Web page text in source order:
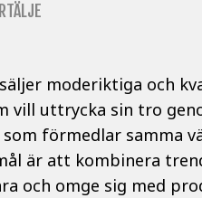
moderiktiga och
vill uttrycka sin tro
förmedlar samma
är att kombinera
och omge sig med